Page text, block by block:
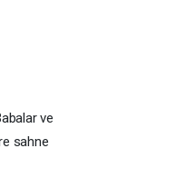
ve
sahne